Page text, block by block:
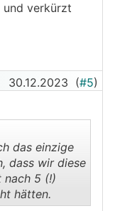
verkürzt
30.12.2023 (#5)
das einzige
dass wir diese
nach 5 (!)
hätten.